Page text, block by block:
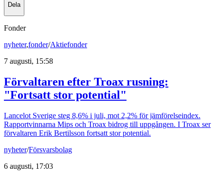
Dela
Fonder
nyheter,fonder/Aktiefonder
7 augusti, 15:58
Förvaltaren efter Troax rusning:
"Fortsatt stor potential"
Lancelot Sverige steg 8,6% i juli, mot 2,2% för jämförelseindex.
Rapportvinnarna Mips och Troax bidrog till uppgången. I Troax ser
förvaltaren Erik Bertilsson fortsatt stor potential.
nyheter/Försvarsbolag
6 augusti, 17:03